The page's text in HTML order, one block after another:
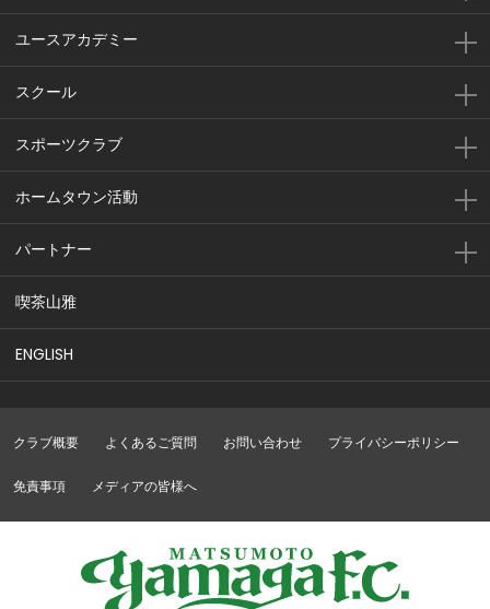
ユースアカデミー
スクール
スポーツクラブ
ホームタウン活動
パートナー
喫茶山雅
ENGLISH
クラブ概要 よくあるご質問 お問い合わせ プライバシーポリシー
免責事項 メディアの皆様へ